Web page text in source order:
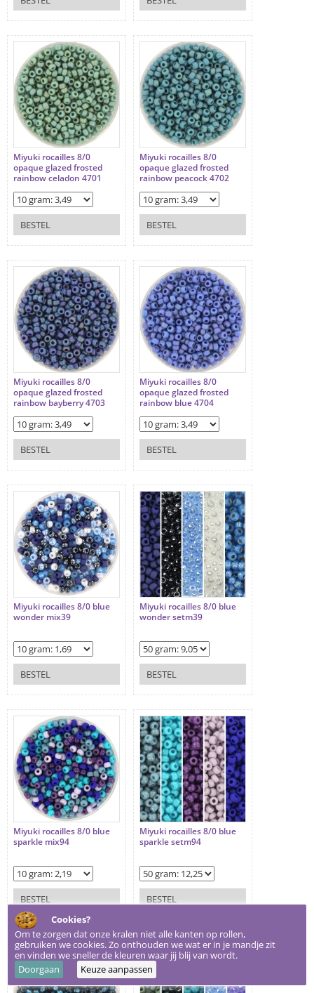
Miyuki rocailles 8/0
opaque glazed frosted
rainbow celadon 4701
BESTEL
Miyuki rocailles 8/0
opaque glazed frosted
rainbow peacock 4702
BESTEL
Miyuki rocailles 8/0
opaque glazed frosted
rainbow bayberry 4703
BESTEL
Miyuki rocailles 8/0
opaque glazed frosted
rainbow blue 4704
BESTEL
Miyuki rocailles 8/0 blue
wonder mix39
BESTEL
Miyuki rocailles 8/0 blue
wonder setm39
BESTEL
Miyuki rocailles 8/0 blue
sparkle mix94
BESTEL
Miyuki rocailles 8/0 blue
sparkle setm94
BESTEL
Cookies?
Om te zorgen dat onze kralen niet alle kanten op rollen,
gebruiken we cookies. Zo onthouden we wat er in je mandje zit
en vinden we sneller de kleuren waar jij blij van wordt.
Doorgaan
Keuze aanpassen